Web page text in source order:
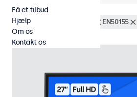
27 tommer touchskærme EN50155
Få et tilbud
Hjælp
Om os
Kontakt os